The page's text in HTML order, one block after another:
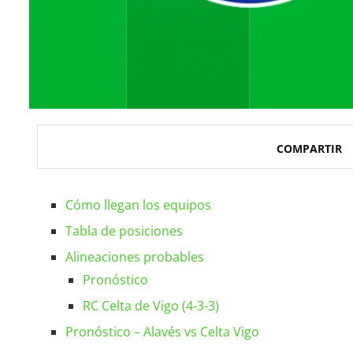
COMPARTIR
Cómo llegan los equipos
Tabla de posiciones
Alineaciones probables
Pronóstico
RC Celta de Vigo (4-3-3)
Pronóstico – Alavés vs Celta Vigo